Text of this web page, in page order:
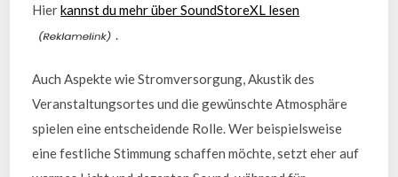
Hierkannst du mehr über SoundStoreXL lesen
Auch Aspekte wie Stromversorgung, Akustik des
Veranstaltungsortes und die gewünschte Atmosphäre
spielen eine entscheidende Rolle. Wer beispielsweise
eine festliche Stimmung schaffen möchte, setzt eher auf